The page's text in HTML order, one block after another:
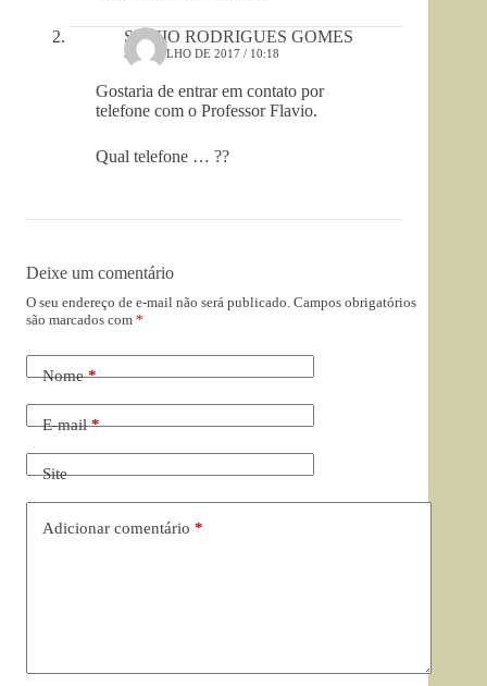
SILVIO RODRIGUES GOMES
3 DE JULHO DE 2017 / 10:18
Gostaria de entrar em contato por
telefone com o Professor Flavio.
Qual telefone … ??
Deixe um comentário
O seu endereço de e-mail não será publicado. Campos obrigatórios
são marcados com *
Nome*
E-mail*
Site
Adicionar comentário *